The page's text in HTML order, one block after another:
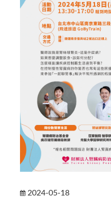
2024-05-18